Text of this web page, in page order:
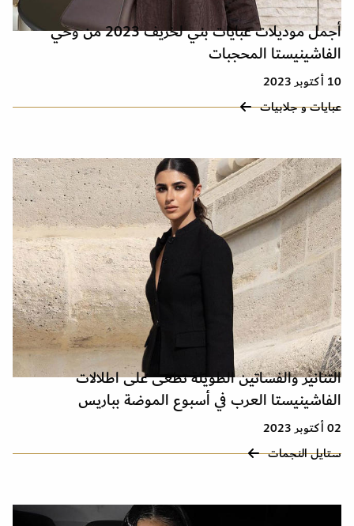
أجمل موديلات عبايات بني لخريف 2023 من وحي
الفاشينيستا المحجبات
10 أكتوبر 2023
عبايات و جلابيات
التنانير والفساتين الطويلة تطغى على اطلالات
الفاشينيستا العرب في أسبوع الموضة بباريس
02 أكتوبر 2023
ستايل النجمات